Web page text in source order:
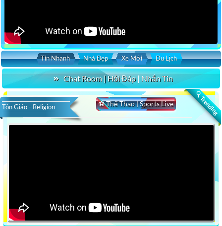
Tin Nhanh Nhà Đẹp Xe Mới Du Lịch
Chat Room | Hỏi Đáp | Nhắn Tin
🔍 Trending
⚽ Thể Thao | Sports Live
Tôn Giáo - Religion